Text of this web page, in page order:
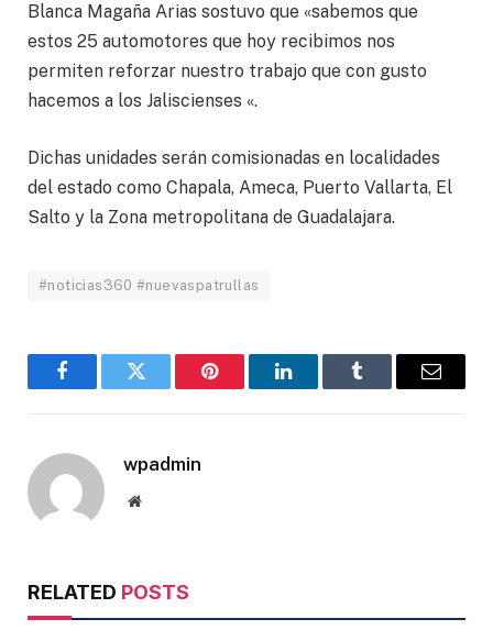
Blanca Magaña Arias sostuvo que «sabemos que
estos 25 automotores que hoy recibimos nos
permiten reforzar nuestro trabajo que con gusto
hacemos a los Jaliscienses «.
Dichas unidades serán comisionadas en localidades
del estado como Chapala, Ameca, Puerto Vallarta, El
Salto y la Zona metropolitana de Guadalajara.
#noticias360 #nuevaspatrullas
FacebookTwitter Pinterest LinkedInTumblr Email
wpadmin
Website
RELATED POSTS